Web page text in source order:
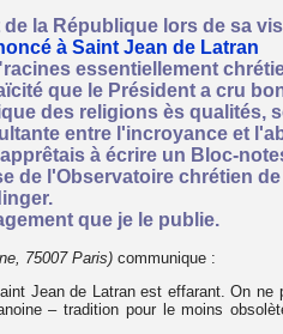
la République lors de sa
à Saint Jean de Latran
essentiellement
que le Président a cru
des religions ès qualités,
entre l'incroyance et
à écrire un Bloc-
de l'Observatoire chrétien de
que je le publie.
75007 Paris) communique :
Jean de Latran est effarant. On ne
– tradition pour le moins